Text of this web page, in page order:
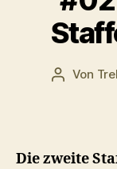
Von
Die zweite